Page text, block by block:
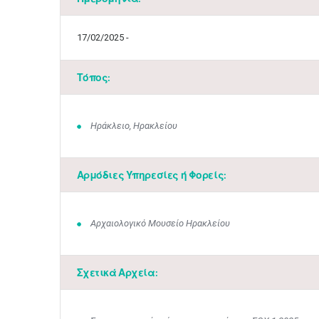
17/02/2025 -
Τόπος:
Ηράκλειο, Ηρακλείου
Αρμόδιες Υπηρεσίες ή Φορείς:
Αρχαιολογικό Μουσείο Ηρακλείου
Σχετικά Αρχεία: